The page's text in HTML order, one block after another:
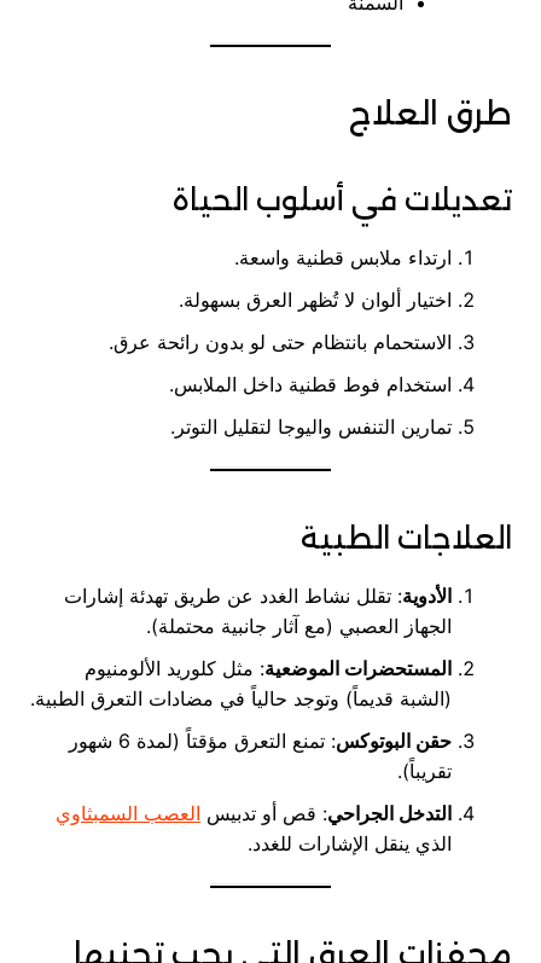
طرق العلاج
تعديلات في أسلوب الحياة
ارتداء ملابس قطنية واسعة.
اختيار ألوان لا تُظهر العرق بسهولة.
الاستحمام بانتظام حتى لو بدون رائحة عرق.
استخدام فوط قطنية داخل الملابس.
تمارين التنفس واليوجا لتقليل التوتر.
العلاجات الطبية
الأدوية: تقلل نشاط الغدد عن طريق تهدئة إشارات
الجهاز العصبي (مع آثار جانبية محتملة).
المستحضرات الموضعية: مثل كلوريد الألومنيوم
(الشبة قديماً) وتوجد حالياً في مضادات التعرق الطبية.
حقن البوتوكس
: تمنع التعرق مؤقتاً (لمدة 6 شهور
تقريباً).
التدخل الجراحي: قص أو تدبيس العصب السمبثاوي
الذي ينقل الإشارات للغدد.
محفزات العرق التي يجب تجنبها